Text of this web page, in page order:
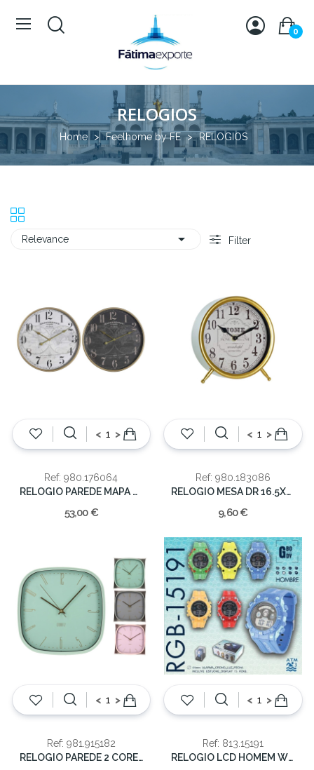
0
RELOGIOS
Home Feelhome by FE RELOGIOS
Relevance  Filter
< >
Ref: 980.176064
RELOGIO PAREDE MAPA 60X6.5X60CM
53,00 €
< >
Ref: 980.183086
RELOGIO MESA DR 16.5X4.2X17
9,60 €
< >
Ref: 981.915182
RELOGIO PAREDE 2 CORES C/ DR 29.5cm
< >
Ref: 813.15191
RELOGIO LCD HOMEM WR30M